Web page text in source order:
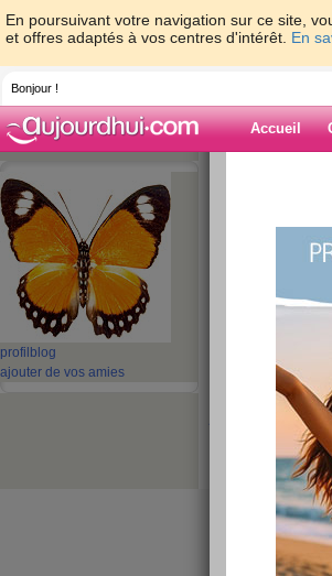
En poursuivant votre navigation sur ce site,
et offres adaptés à vos centres d'intérêt. En
Bonjour !
Accueil
profil blog
ajouter de vos amies
Blog
La
Oui c'est sur , mais
je vais essayer ...!